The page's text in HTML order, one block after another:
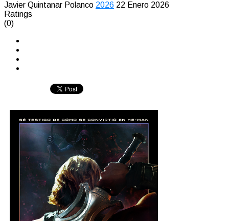
Javier Quintanar Polanco 2026 22 Enero 2026
Ratings
(0)